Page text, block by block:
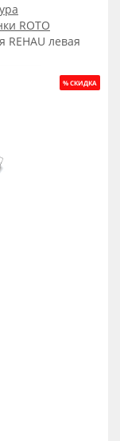
ROTO
REHAU левая